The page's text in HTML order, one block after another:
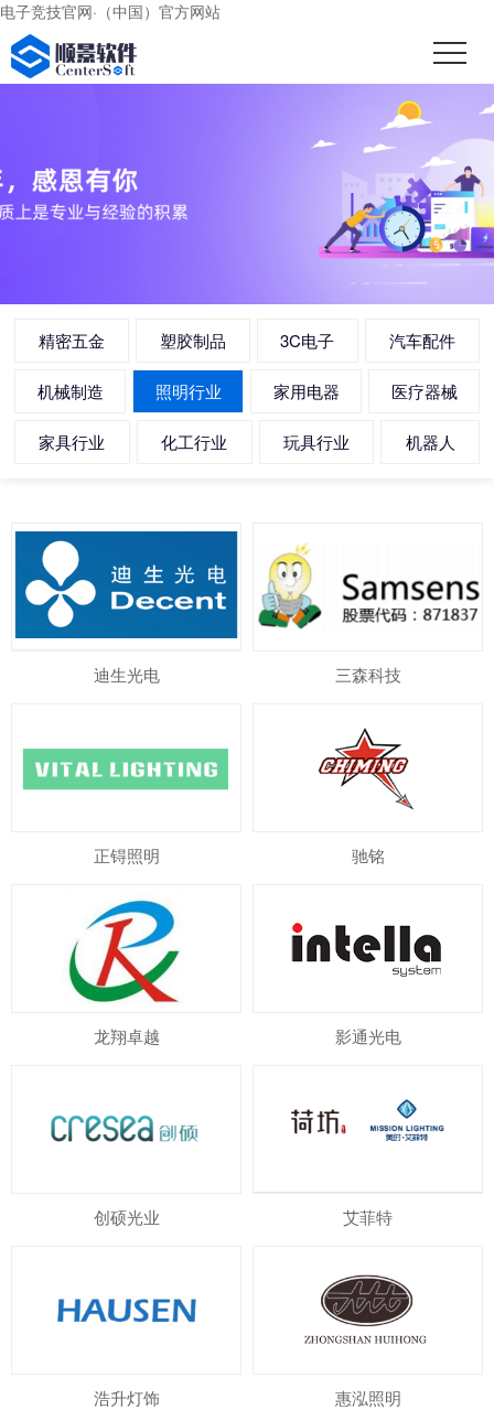
电子竞技官网·（中国）官方网站
精密五金 塑胶制品 3C电子 汽车配件
机械制造 照明行业 家用电器 医疗器械
家具行业 化工行业 玩具行业 机器人
迪生光电 三森科技
正锝照明 驰铭
龙翔卓越 影通光电
创硕光业 艾菲特
浩升灯饰 惠泓照明